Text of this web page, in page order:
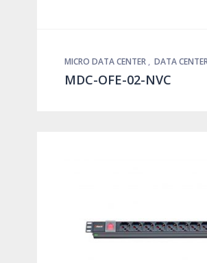
MICRO DATA CENTER , DATA
MDC-OFE-02-NVC